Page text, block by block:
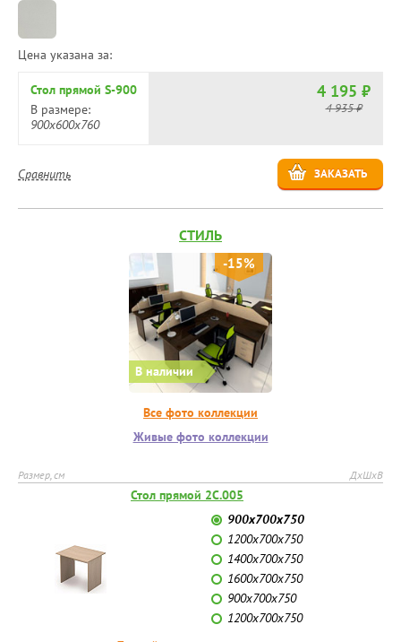
Цена указана за:
Стол прямой S-900
В размере:
900х600х760
4 195 ₽
4 935 ₽
ЗАКАЗАТЬ
Сравнить
СТИЛЬ
В наличии
-15%
Все фото коллекции
Живые фото коллекции
Размер, см ДхШхВ
Стол прямой 2С.005
900х700х750
1200х700х750
1400х700х750
1600х700х750
900х700х750
1200х700х750